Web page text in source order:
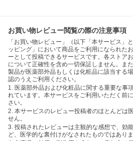
お買い物レビュー閲覧の際の注意事項
「お買い物レビュー」（以下「本サービス」
ッピング」において商品をご利用になられた
ーとして投稿できるサービスです。各ストア
について正確性を含め一切保証しません。ま
製品が医薬部外品もしくは化粧品に該当する
認のうえご利用ください。
1. 医薬部外品および化粧品に関する重要な事
れています。本サービスをご利用いただく前
さい。
2. 本サービスのレビュー投稿者のほとんどは
せん。
3. 投稿されたレビューは主観的な感想で、効
ど、医学的な裏付けがなされたものではありま